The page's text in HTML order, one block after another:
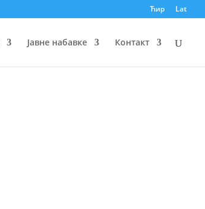
Ћир Lat
Јавне набавке Контакт